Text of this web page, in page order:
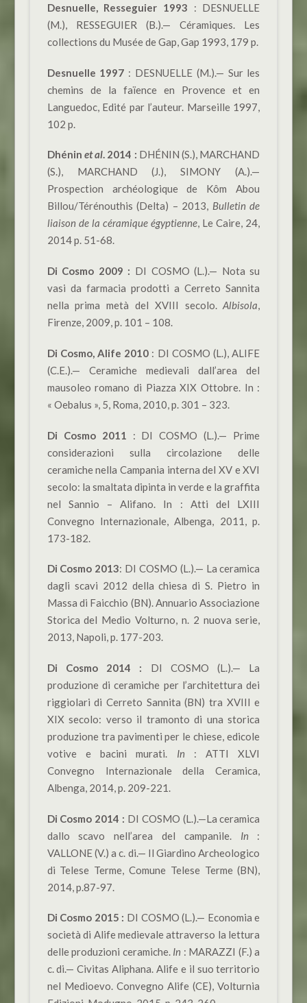
Desnuelle, Resseguier 1993 : DESNUELLE
(M.), RESSEGUIER (B.).— Céramiques. Les
collections du Musée de Gap, Gap 1993, 179 p.
Desnuelle 1997 : DESNUELLE (M.).— Sur les
chemins de la faïence en Provence et en
Languedoc, Edité par l’auteur. Marseille 1997,
102 p.
Dhénin et al. 2014 : DHÉNIN (S.), MARCHAND
(S.), MARCHAND (J.), SIMONY (A.).—
Prospection archéologique de Kôm Abou
Billou/Térénouthis (Delta) – 2013, Bulletin de
liaison de la céramique égyptienne, Le Caire, 24,
2014 p. 51-68.
Di Cosmo 2009 : DI COSMO (L.).— Nota su
vasi da farmacia prodotti a Cerreto Sannita
nella prima metà del XVIII secolo. Albisola,
Firenze, 2009, p. 101 – 108.
Di Cosmo, Alife 2010 : DI COSMO (L.), ALIFE
(C.E.).— Ceramiche medievali dall’area del
mausoleo romano di Piazza XIX Ottobre. In :
« Oebalus », 5, Roma, 2010, p. 301 – 323.
Di Cosmo 2011
: DI COSMO (L.).— Prime
considerazioni sulla circolazione delle
ceramiche nella Campania interna del XV e XVI
secolo: la smaltata dipinta in verde e la graffita
nel Sannio – Alifano. In : Atti del LXIII
Convegno Internazionale, Albenga, 2011, p.
173-182.
Di Cosmo 2013: DI COSMO (L.).— La ceramica
dagli scavi 2012 della chiesa di S. Pietro in
Massa di Faicchio (BN). Annuario Associazione
Storica del Medio Volturno, n. 2 nuova serie,
2013, Napoli, p. 177-203.
Di Cosmo 2014 : DI COSMO (L.).— La
produzione di ceramiche per l’architettura dei
riggiolari di Cerreto Sannita (BN) tra XVIII e
XIX secolo: verso il tramonto di una storica
produzione tra pavimenti per le chiese, edicole
votive e bacini murati. In : ATTI XLVI
Convegno Internazionale della Ceramica,
Albenga, 2014, p. 209-221.
Di Cosmo 2014 : DI COSMO (L.).—La ceramica
dallo scavo nell’area del campanile. In :
VALLONE (V.) a c. di.— Il Giardino Archeologico
di Telese Terme, Comune Telese Terme (BN),
2014, p.87-97.
Di Cosmo 2015 : DI COSMO (L.).— Economia e
società di Alife medievale attraverso la lettura
delle produzioni ceramiche. In : MARAZZI (F.) a
c. di.— Civitas Aliphana. Alife e il suo territorio
nel Medioevo. Convegno Alife (CE), Volturnia